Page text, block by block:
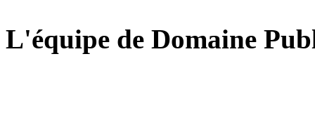
L'équipe de Domaine